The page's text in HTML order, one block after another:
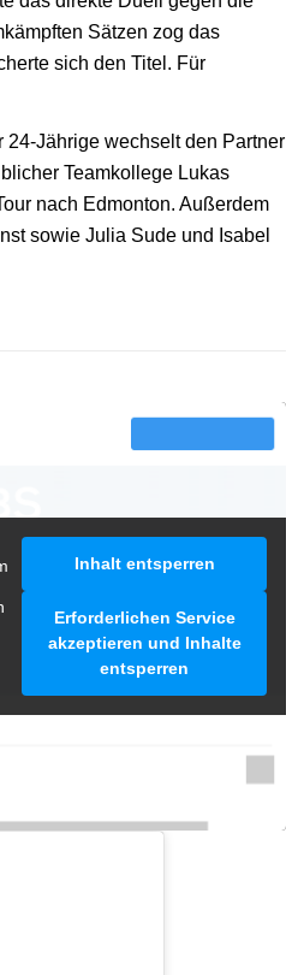
Sätzen zog das
sich den Titel. Für
Jährige wechselt den Partner
Teamkollege Lukas
nach Edmonton. Außerdem
sowie Julia Sude und Isabel
Inhalt entsperren
Erforderlichen Service
akzeptieren und Inhalte
entsperren